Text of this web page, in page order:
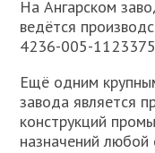
На Ангарском
ведётся
4236-005-
Ещё одним
завода является
конструкций
назначений любой